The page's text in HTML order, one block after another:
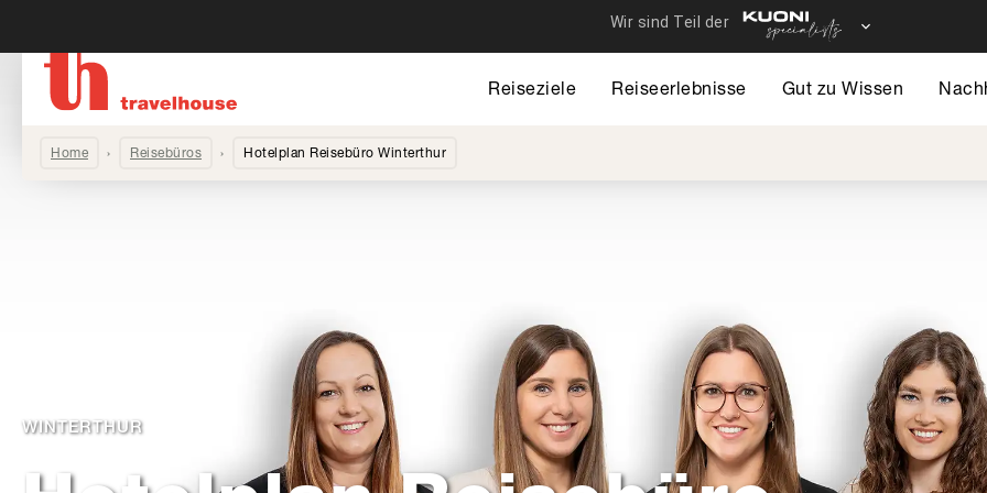
Reiseziele Reiseerlebnisse Gut zu Wissen
Home Reisebüros Hotelplan Reisebüro Winterthur
WINTERTHUR